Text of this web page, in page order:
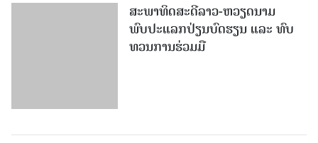
ສະພາທິດສະດີລາວ-ຫວຽດນາມ
ພົບປະແລກປ່ຽນບົດຮຽນ ແລະ ທົບ
ທວນການຮ່ວມມື